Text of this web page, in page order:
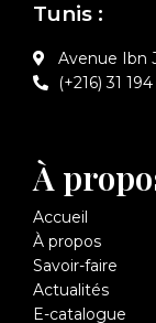
Tunis :
Avenue Ibn
(+216) 31
À
Accueil
À propos
Savoir-faire
Actualités
E-catalogue